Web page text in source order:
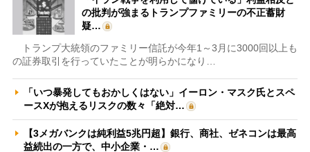
の批判が強まるトランプファミリーの不正蓄財
疑…
トランプ大統領のファミリー信託が今年1～3月に3000回以上も
の証券取引を行っていたことが明らかになり…
「いつ暴発してもおかしくはない」イーロン・マスク氏とスペ
ースXが抱えるリスクの数々「絶対…
【3メガバンクは純利益5兆円超】銀行、商社、ゼネコンは最高
益続出の一方で、中小企業・…